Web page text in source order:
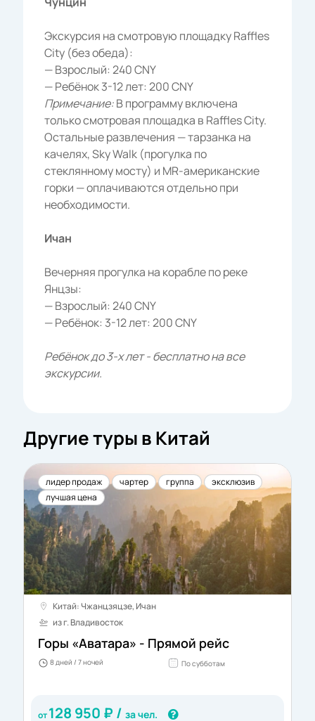
Экскурсия на смотровую площадку Raffles
City (без обеда):
— Взрослый: 240 CNY
— Ребёнок 3-12 лет: 200 CNY
Примечание:В программу включена
только смотровая площадка в Raffles City.
Остальные развлечения — тарзанка на
качелях, Sky Walk (прогулка по
стеклянному мосту) и MR-американские
горки — оплачиваются отдельно при
необходимости.
Ичан
Вечерняя прогулка на корабле по реке
Янцзы:
— Взрослый: 240 CNY
— Ребёнок: 3-12 лет: 200 CNY
Ребёнок до 3-х лет - бесплатно на все
экскурсии.
Другие туры в Китай
лидер продаж чартер группа
эксклюзив
лучшая цена
Китай: Чжанцзяцзе, Ичан
из г. Владивосток
Горы «Аватара» - Прямой рейс
8 дней / 7 ночей По субботам
от128 950 ₽ / за чел.